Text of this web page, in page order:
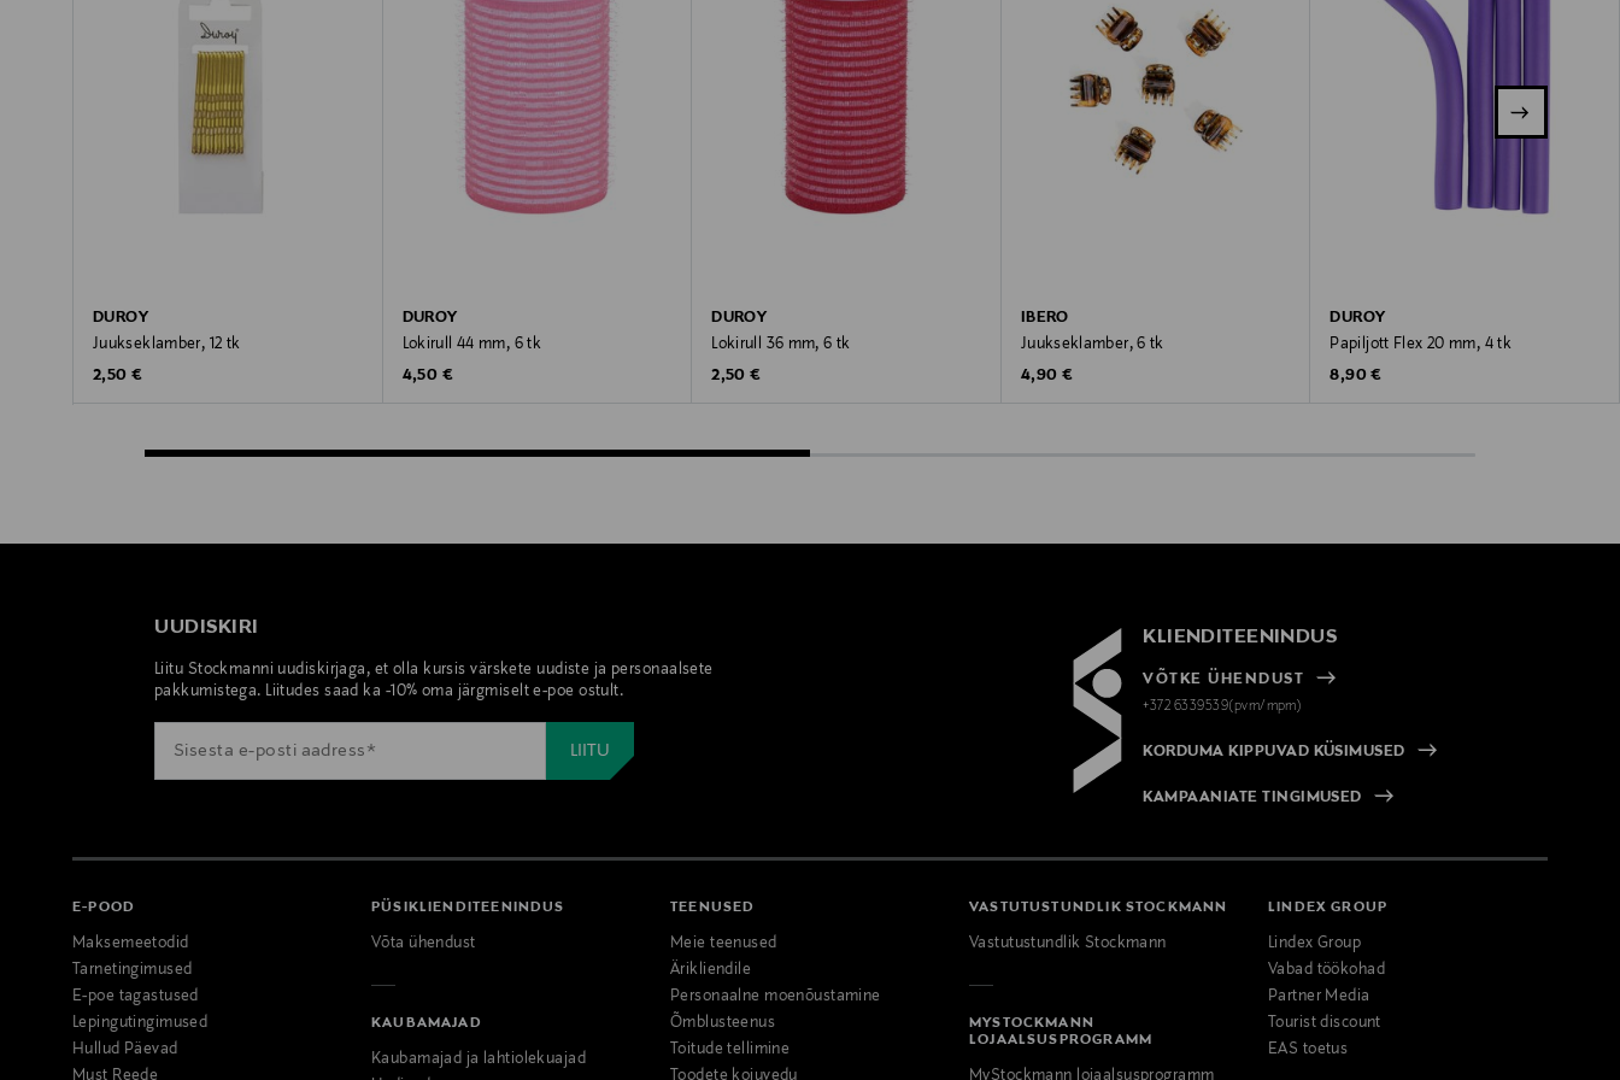
DUROY
Juukseklamber, 12 tk
Original Price
2,50 €
DUROY
Lokirull 44 mm, 6 tk
Original Price
4,50 €
DUROY
Lokirull 36 mm, 6 tk
Original Price
2,50 €
IBERO
Juukseklamber, 6 tk
Original Price
4,90 €
DUROY
Papiljott Flex 20 mm, 4 tk
Original Price
8,90 €
UUDISKIRI
Liitu Stockmanni uudiskirjaga, et olla kursis värskete uudiste ja personaalsete
pakkumistega. Liitudes saad ka -10% oma järgmiselt e-poe ostult.
KLIENDITEENINDUS
VÕTKE ÜHENDUST
+372 6339539(pvm/mpm)
KORDUMA KIPPUVAD KÜSIMUSED
KAMPAANIATE TINGIMUSED
E-POOD
Maksemeetodid
Tarnetingimused
E-poe tagastused
Lepingutingimused
Hullud Päevad
Must Reede
PÜSIKLIENDITEENINDUS
Võta ühendust
KAUBAMAJAD
Kaubamajad ja lahtiolekuajad
TEENUSED
Meie teenused
Ärikliendile
Personaalne moenõustamine
Õmblusteenus
Toitude tellimine
Toodete kojuvedu
VASTUTUSTUNDLIK STOCKMANN
Vastutustundlik Stockmann
MYSTOCKMANN
LOJAALSUSPROGRAMM
MyStockmann lojaalsusprogramm
LINDEX GROUP
Lindex Group
Vabad töökohad
Partner Media
Tourist discount
EAS toetus